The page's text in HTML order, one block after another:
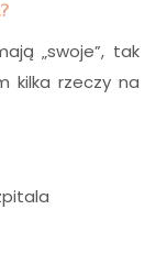
„swoje”, tak
kilka rzeczy na